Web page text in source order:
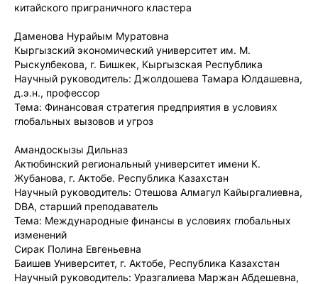
китайского приграничного кластера
Даменова Нурайым Муратовна
Кыргызский экономический университет им. М.
Рыскулбекова, г. Бишкек, Кыргызская Республика
Научный руководитель: Джолдошева Тамара Юлдашевна,
д.э.н., профессор
Тема: Финансовая стратегия предприятия в условиях
глобальных вызовов и угроз
Амандоскызы Дильназ
Актюбинский региональный университет имени К.
Жубанова, г. Актобе. Республика Казахстан
Научный руководитель: Отешова Алмагул Кайыргалиевна,
DBA, старший преподаватель
Тема: Международные финансы в условиях глобальных
изменений
Сирак Полина Евгеньевна
Баишев Университет, г. Актобе, Республика Казахстан
Научный руководитель: Уразгалиева Маржан Абдешевна,